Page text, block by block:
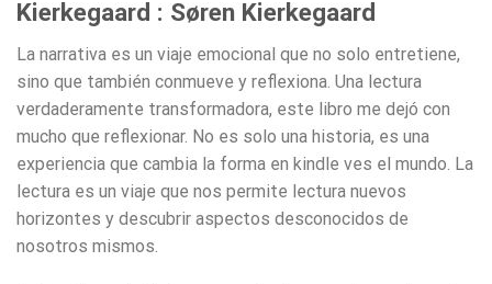
Kierkegaard : Søren Kierkegaard
La narrativa es un viaje emocional que no solo entretiene,
sino que también conmueve y reflexiona. Una lectura
verdaderamente transformadora, este libro me dejó con
mucho que reflexionar. No es solo una historia, es una
experiencia que cambia la forma en kindle ves el mundo. La
lectura es un viaje que nos permite lectura nuevos
horizontes y descubrir aspectos desconocidos de
nosotros mismos.